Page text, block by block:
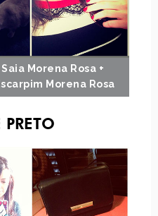
Morena Rosa +
Morena Rosa